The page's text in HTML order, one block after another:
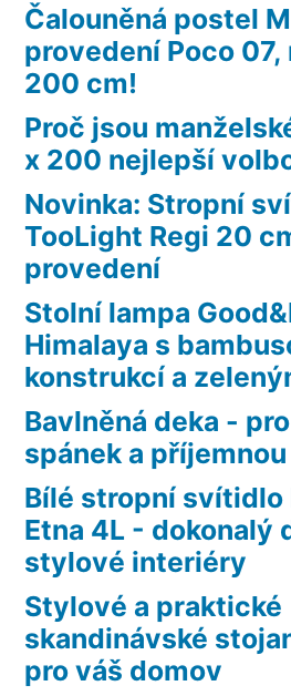
Čalouněná postel
provedení Poco
200 cm!
Proč jsou
x 200 nejlepší
Novinka: Stropní
TooLight Regi 20
provedení
Stolní lampa
Himalaya s
konstrukcí a
Bavlněná deka -
spánek a
Bílé stropní svítidlo
Etna 4L - dokonalý
stylové interiéry
Stylové a praktické
skandinávské
pro váš domov